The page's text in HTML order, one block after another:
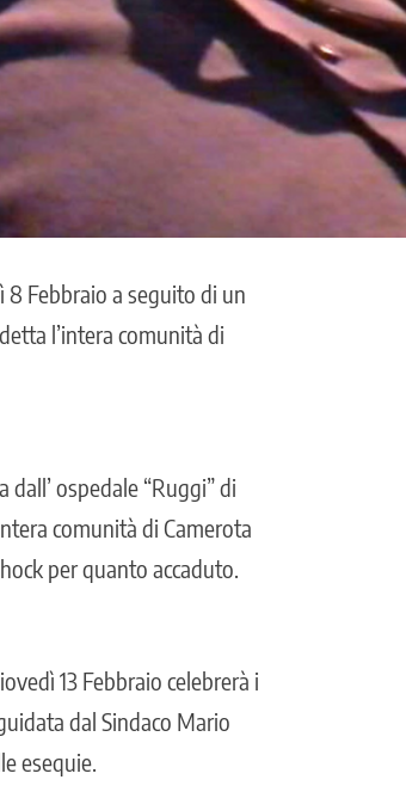
8 Febbraio a seguito di un
l’intera comunità di
ospedale “Ruggi” di
comunità di Camerota
per quanto accaduto.
13 Febbraio celebrerà i
dal Sindaco Mario
esequie.